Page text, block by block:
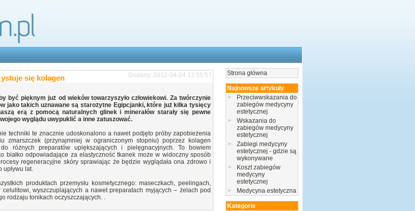
Strona główna
Najnowsze artykuły
Przeciwwskazania do
zabiegów medycyny
estetycznej
Wskazania do
zabiegów medycyny
estetycznej
Zabiegi medycyny
estetycznej - gdzie są
wykonywane
Koszt zabiegów
medycyny
estetycznej
Medycyna estetyczna
Kategorie
się kolagen Dodany: 2012-04-24 13:55:57
być pięknym już od wieków towarzyszyło człowiekowi. Za twórczynie
jako takich uznawane są starożytne Egipcjanki, które już kilka tysięcy
erą z pomocą naturalnych glinek i minerałów starały się pewne
wyglądu uwypuklić a inne zatuszować.
techniki te znacznie udoskonalono a nawet podjęto próby zapobieżenia
zmarszczek (przynajmniej w ograniczonym stopniu) poprzez kolagen
różnych preparatów upiększających i pielęgnacyjnych. To bowiem
białko odpowiadające za elastyczność tkanek może w widoczny sposób
regeneracyjne skóry sprawiając że będzie wyglądała ona zdrowo i
upływu lat.
produktach przemysłu kosmetycznego: maseczkach, peelingach,
wyszczuplających a nawet preparatach myjących – żelach pod
rodzaju tonikach oczyszczających. .